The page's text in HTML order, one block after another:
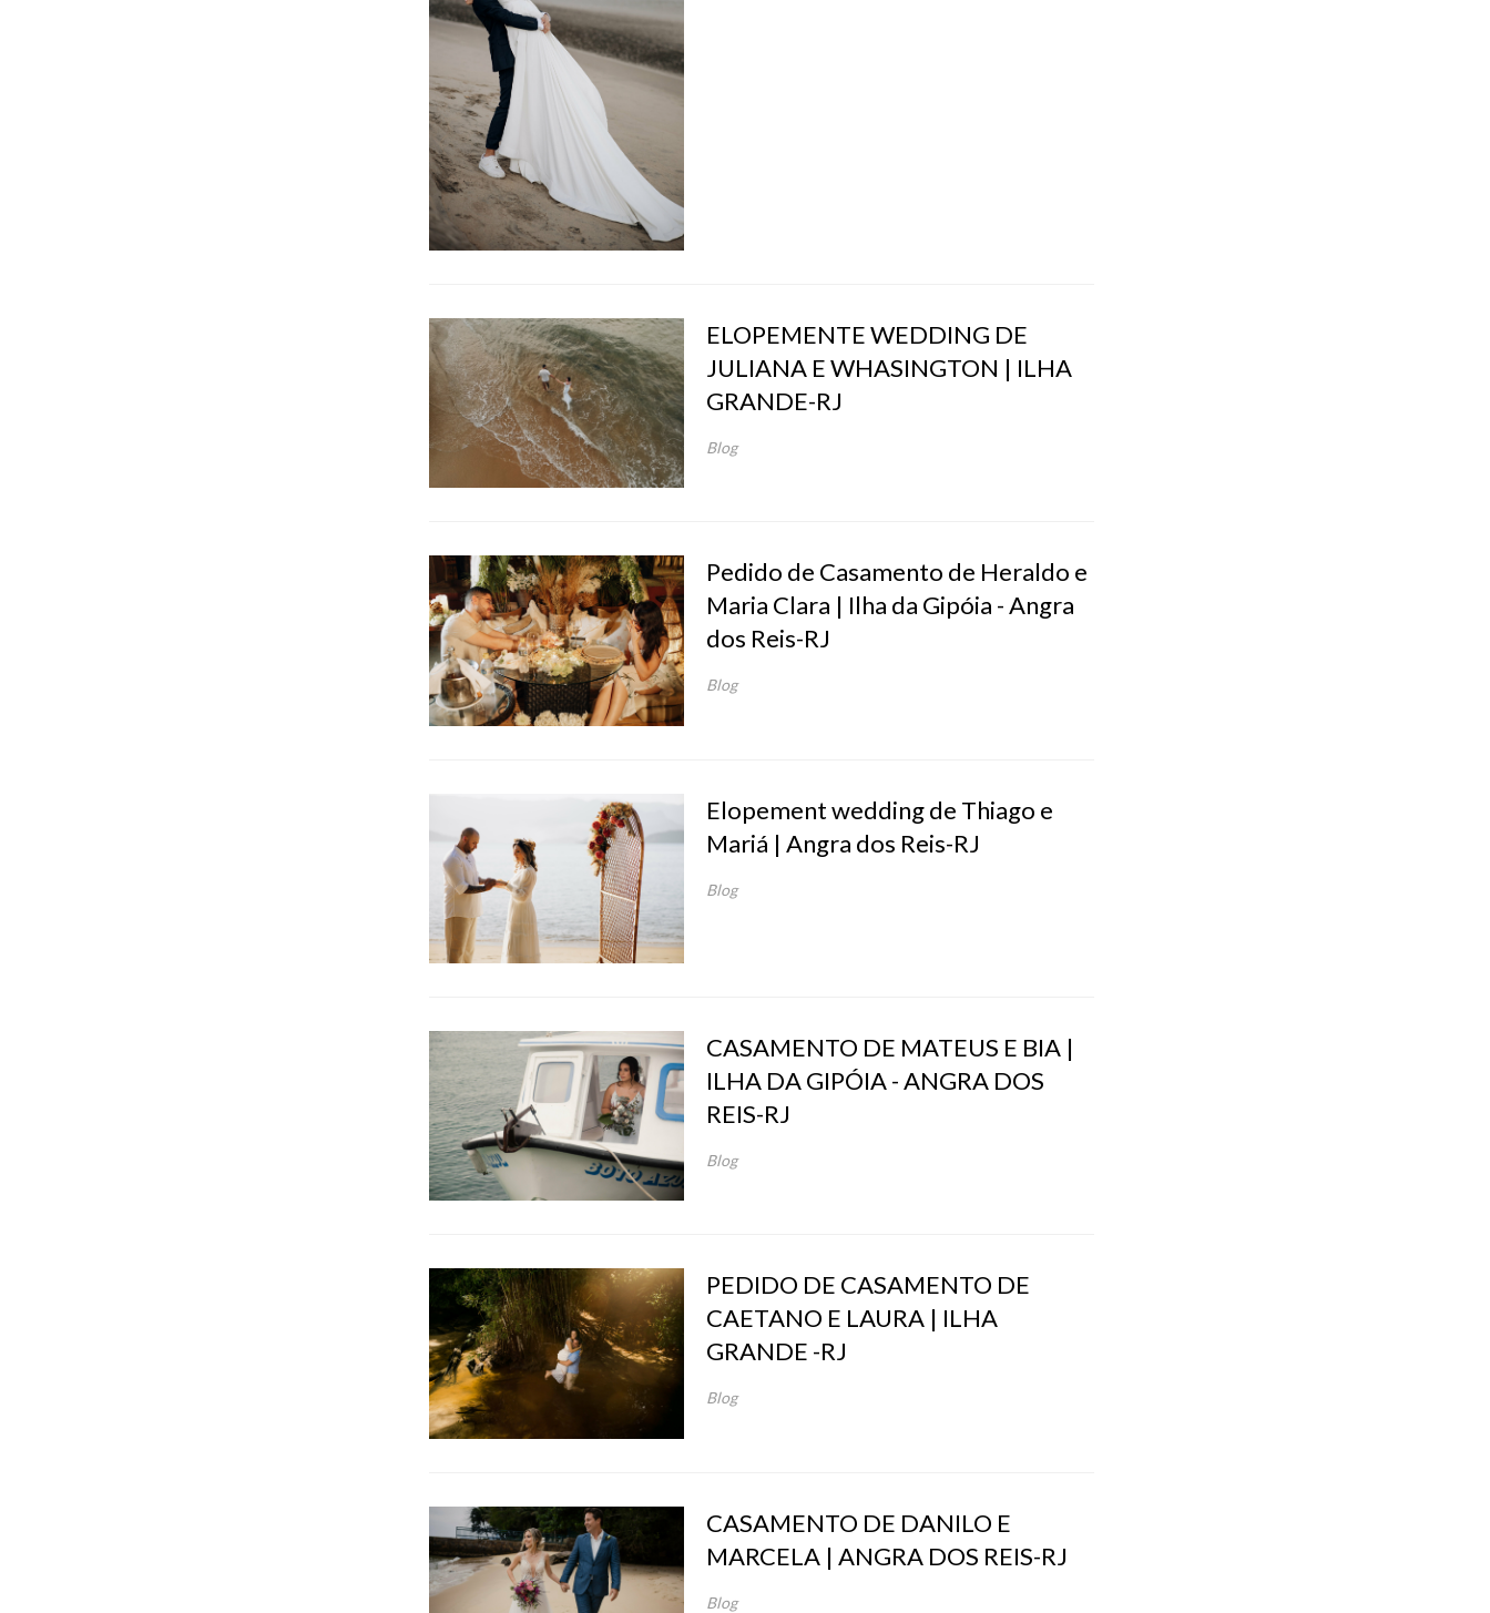
ELOPEMENTE WEDDING DE
JULIANA E WHASINGTON | ILHA
GRANDE-RJ
Blog
Pedido de Casamento de Heraldo e
Maria Clara | Ilha da Gipóia - Angra
dos Reis-RJ
Blog
Elopement wedding de Thiago e
Mariá | Angra dos Reis-RJ
Blog
CASAMENTO DE MATEUS E BIA |
ILHA DA GIPÓIA - ANGRA DOS
REIS-RJ
Blog
PEDIDO DE CASAMENTO DE
CAETANO E LAURA | ILHA
GRANDE -RJ
Blog
CASAMENTO DE DANILO E
MARCELA | ANGRA DOS REIS-RJ
Blog